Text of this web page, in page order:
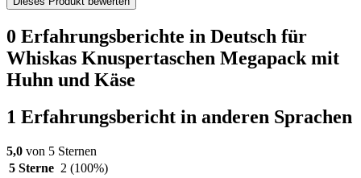
0 Erfahrungsberichte in Deutsch für
Whiskas Knuspertaschen Megapack mit
Huhn und Käse
1 Erfahrungsbericht in anderen Sprachen
5,0 von 5 Sternen
5 Sterne 2 (100%)